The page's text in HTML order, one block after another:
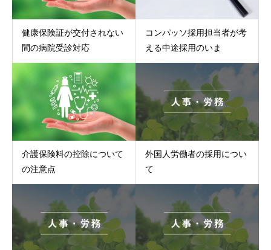
健康保険証が交付されない
間の病院受診対応
コンパッソ採用担当者が考
える中途採用のいま
介護保険料の控除について
の注意点
外国人労働者の採用につい
て